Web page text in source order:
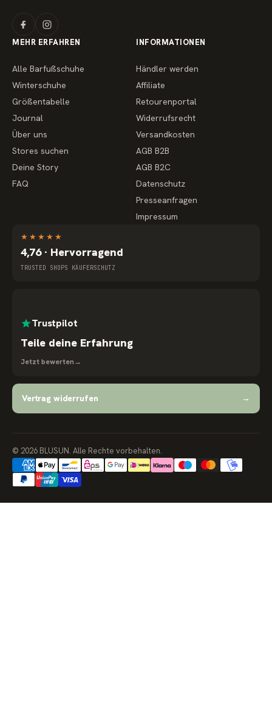
MEHR ERFAHREN
Alle Barfußschuhe
Winterschuhe
Größentabelle
Journal
Über uns
Stores suchen
Deine Story
FAQ
INFORMATIONEN
Händler werden
Affiliate
Retourenportal
Widerrufsrecht
Versandkosten
AGB B2B
AGB B2C
Datenschutz
Presseanfragen
Impressum
★ ★ ★ ★ ★
4,76 · Hervorragend
TRUSTED SHOPS KÄUFERSCHUTZ
Trustpilot
Teile deine Erfahrung
Jetzt bewerten→
Vertrag widerrufen →
© 2026 BLUSUN. Alle Rechte vorbehalten.